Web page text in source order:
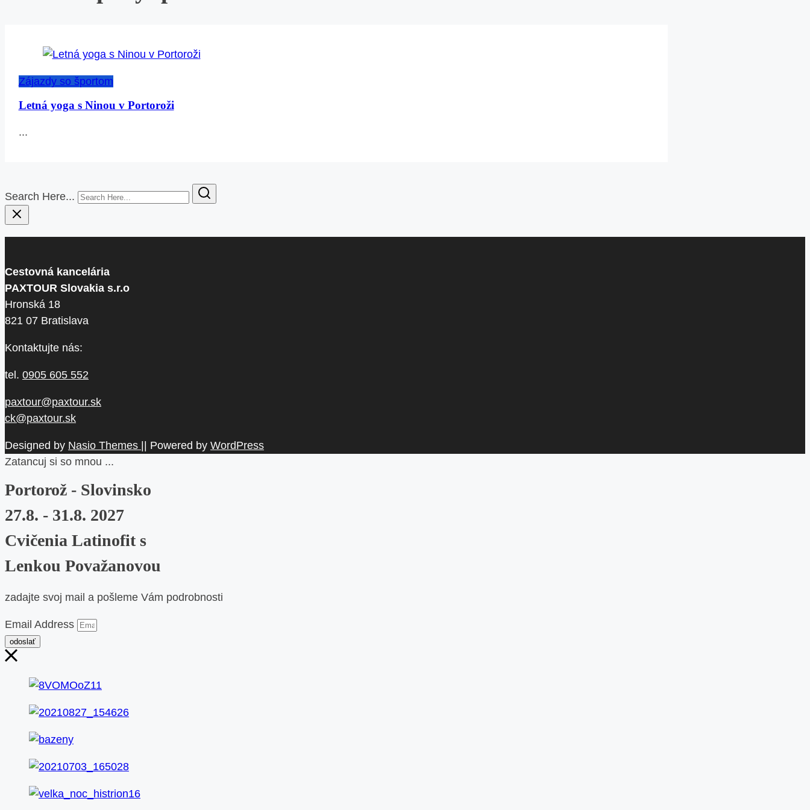
Zájazdy so športom
Letná yoga s Ninou v Portoroži
...
Search Here...
Cestovná kancelária
PAXTOUR Slovakia s.r.o
Hronská 18
821 07 Bratislava
Kontaktujte nás:
tel. 0905 605 552
paxtour@paxtour.sk
ck@paxtour.sk
Designed by Nasio Themes || Powered by WordPress
Zatancuj si so mnou ...
Portorož - Slovinsko
27.8. - 31.8. 2027
Cvičenia Latinofit s
Lenkou Považanovou
zadajte svoj mail a pošleme Vám podrobnosti
Email Address
odoslať